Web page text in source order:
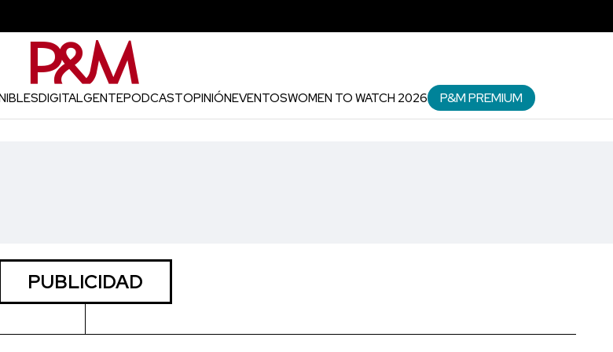
DIGITALGENTEPODCASTOPINIÓNEVENTOSWOMEN TO WATCH 2026 P&M PREMIUM
PUBLICIDAD